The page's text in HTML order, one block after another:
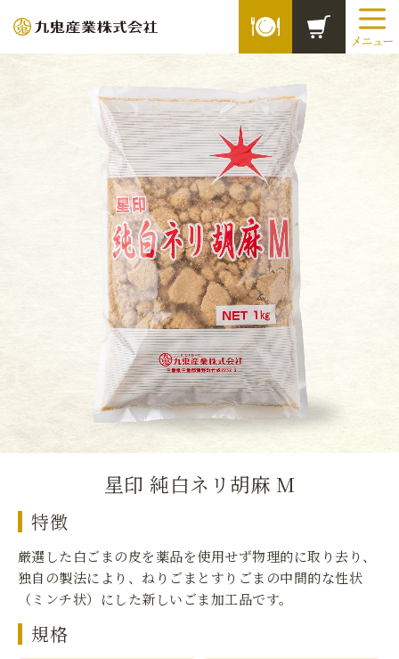
星印 純白ネリ胡麻 M
特徴
厳選した白ごまの皮を薬品を使用せず物理的に取り去り、
独自の製法により、ねりごまとすりごまの中間的な性状
（ミンチ状）にした新しいごま加工品です。
規格